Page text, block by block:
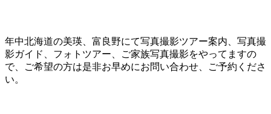
年中北海道の美瑛、富良野にて写真撮影ツアー案内、写真撮
影ガイド、フォトツアー、ご家族写真撮影をやってますの
で、ご希望の方は是非お早めにお問い合わせ、ご予約くださ
い。